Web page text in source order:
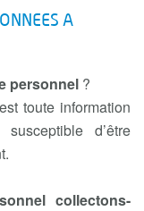
A
personnel ?
toute information
d’être
collectons-